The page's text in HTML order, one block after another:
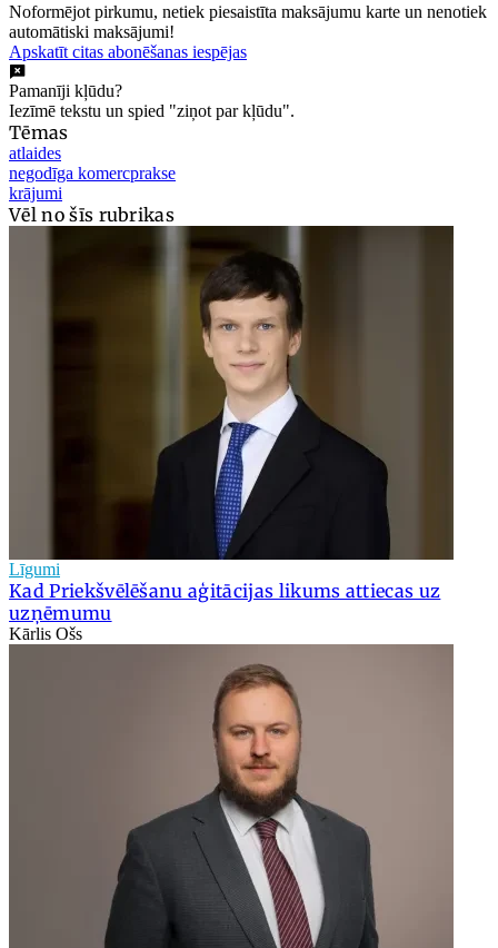
Noformējot pirkumu, netiek piesaistīta maksājumu karte un nenotiek
automātiski maksājumi!
Apskatīt citas abonēšanas iespējas
Pamanīji kļūdu?
Iezīmē tekstu un spied "ziņot par kļūdu".
Tēmas
atlaides
negodīga komercprakse
krājumi
Vēl no šīs rubrikas
Līgumi
Kad Priekšvēlēšanu aģitācijas likums attiecas uz
uzņēmumu
Kārlis Ošs